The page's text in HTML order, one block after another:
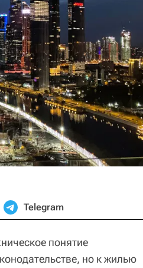
Telegram
понятие
но к жилью